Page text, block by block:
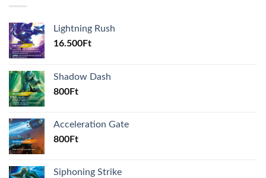
Lightning Rush
16.500Ft
Shadow Dash
800Ft
Acceleration Gate
800Ft
Siphoning Strike